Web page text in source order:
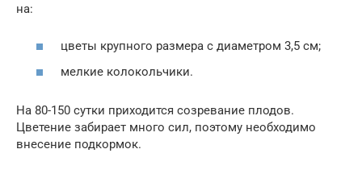
на:
цветы крупного размера с диаметром 3,5 см;
мелкие колокольчики.
На 80-150 сутки приходится созревание плодов.
Цветение забирает много сил, поэтому необходимо
внесение подкормок.